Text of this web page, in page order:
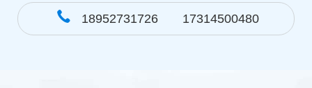
18952731726 17314500480